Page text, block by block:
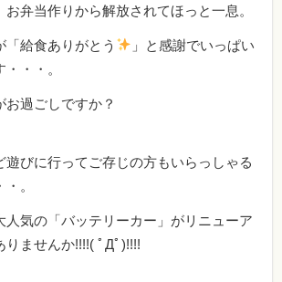
弁当作りから解放されてほっと一息。
給食ありがとう
」と感謝でいっぱい
・・。
過ごしですか？
遊びに行ってご存じの方もいらっしゃる
。
人気の「バッテリーカー」がリニューア
りませんか!!!!( ﾟДﾟ)!!!!